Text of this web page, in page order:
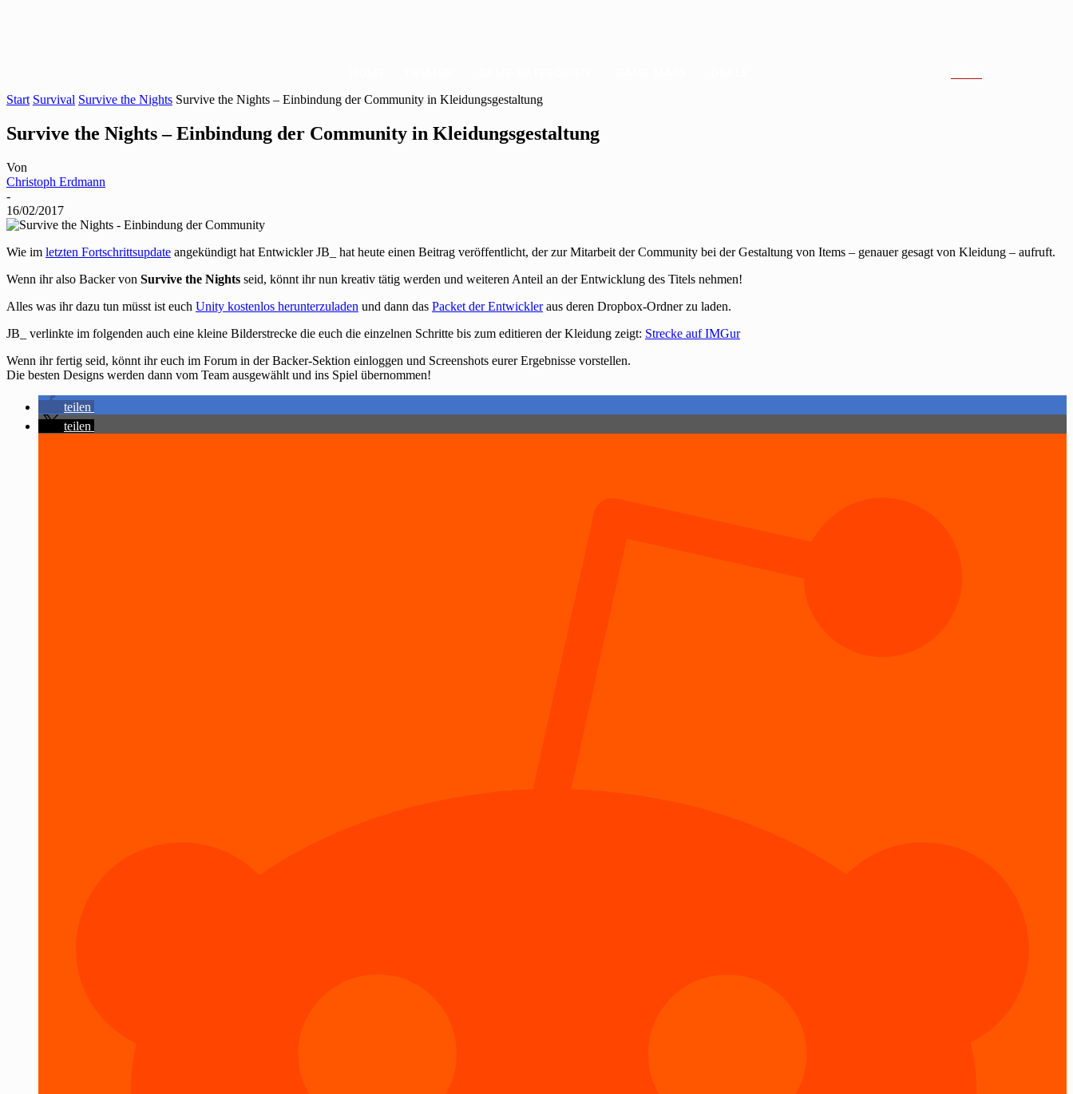
Start Survival Survive the Nights Survive the Nights – Einbindung der Community in Kleidungsgestaltung
Survive the Nights – Einbindung der Community in Kleidungsgestaltung
Von
Christoph Erdmann
-
16/02/2017
Wie im letzten Fortschrittsupdate angekündigt hat Entwickler JB_ hat heute einen Beitrag veröffentlicht, der zur Mitarbeit der Community bei der Gestaltung von Items – genauer gesagt von Kleidung – aufruft.
Wenn ihr also Backer von Survive the Nights seid, könnt ihr nun kreativ tätig werden und weiteren Anteil an der Entwicklung des Titels nehmen!
Alles was ihr dazu tun müsst ist euch Unity kostenlos herunterzuladen und dann das Packet der Entwickleraus deren Dropbox-Ordner zu laden.
JB_ verlinkte im folgenden auch eine kleine Bilderstrecke die euch die einzelnen Schritte bis zum editieren der Kleidung zeigt: Strecke auf IMGur
Wenn ihr fertig seid, könnt ihr euch im Forum in der Backer-Sektion einloggen und Screenshots eurer Ergebnisse vorstellen.
Die besten Designs werden dann vom Team ausgewählt und ins Spiel übernommen!
teilen
teilen